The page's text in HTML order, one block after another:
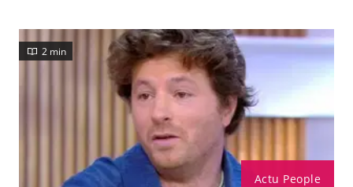
Actu People
2 min